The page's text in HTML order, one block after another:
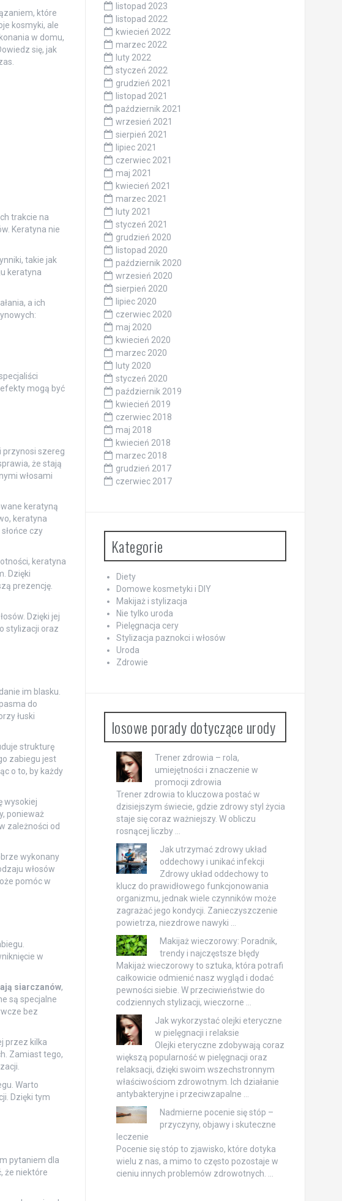
które
kosmyki, ale
w domu,
się, jak
trakcie na
Keratyna nie
takie jak
keratyna
a ich
mogą być
przynosi szereg
że stają
włosami
keratyną
keratyna
czy
keratyna
Dzięki
prezencję.
Dzięki jej
stylizacji oraz
im blasku.
do
łuski
strukturę
zabiegu jest
o to, by każdy
wysokiej
ponieważ
zależności od
wykonany
włosów
pomóc w
w
siarczanów,
są specjalne
bez
przez kilka
Zamiast tego,
Warto
Dzięki tym
pytaniem dla
że niektóre
listopad 2023
listopad 2022
kwiecień 2022
marzec 2022
luty 2022
styczeń 2022
grudzień 2021
listopad 2021
październik 2021
wrzesień 2021
sierpień 2021
lipiec 2021
czerwiec 2021
maj 2021
kwiecień 2021
marzec 2021
luty 2021
styczeń 2021
grudzień 2020
listopad 2020
październik 2020
wrzesień 2020
sierpień 2020
lipiec 2020
czerwiec 2020
maj 2020
kwiecień 2020
marzec 2020
luty 2020
styczeń 2020
październik 2019
kwiecień 2019
czerwiec 2018
maj 2018
kwiecień 2018
marzec 2018
grudzień 2017
czerwiec 2017
Kategorie
Diety
Domowe kosmetyki i DIY
Makijaż i stylizacja
Nie tylko uroda
Pielęgnacja cery
Stylizacja paznokci i włosów
Uroda
Zdrowie
losowe porady dotyczące urody
Trener zdrowia – rola,
umiejętności i znaczenie w
promocji zdrowia
Trener zdrowia to kluczowa postać w
dzisiejszym świecie, gdzie zdrowy styl życia
staje się coraz ważniejszy. W obliczu
rosnącej liczby …
Jak utrzymać zdrowy układ
oddechowy i unikać infekcji
Zdrowy układ oddechowy to
klucz do prawidłowego funkcjonowania
organizmu, jednak wiele czynników może
zagrażać jego kondycji. Zanieczyszczenie
powietrza, niezdrowe nawyki …
Makijaż wieczorowy: Poradnik,
trendy i najczęstsze błędy
Makijaż wieczorowy to sztuka, która potrafi
całkowicie odmienić nasz wygląd i dodać
pewności siebie. W przeciwieństwie do
codziennych stylizacji, wieczorne …
Jak wykorzystać olejki eteryczne
w pielęgnacji i relaksie
Olejki eteryczne zdobywają coraz
większą popularność w pielęgnacji oraz
relaksacji, dzięki swoim wszechstronnym
właściwościom zdrowotnym. Ich działanie
antybakteryjne i przeciwzapalne …
Nadmierne pocenie się stóp –
przyczyny, objawy i skuteczne
leczenie
Pocenie się stóp to zjawisko, które dotyka
wielu z nas, a mimo to często pozostaje w
cieniu innych problemów zdrowotnych. …